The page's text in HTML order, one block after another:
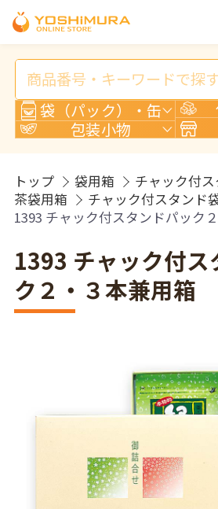
商
検
索
袋（パック）・缶
包装小物
トップ 袋用箱
チャック付
茶袋用箱
チャック付スタンド
1393 チャック付スタンドパック
1393 チャック付ス
ク２・３本兼用箱